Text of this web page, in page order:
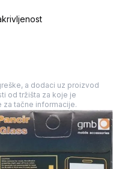
a dodaci uz proizvod
od tržišta za koje je
za tačne informacije.